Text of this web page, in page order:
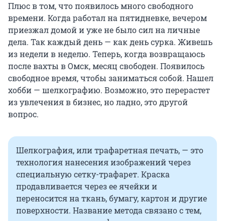
Плюс в том, что появилось много свободного
времени. Когда работал на пятидневке, вечером
приезжал домой и уже не было сил на личные
дела. Так каждый день — как день сурка. Живешь
из недели в неделю. Теперь, когда возвращаюсь
после вахты в Омск, месяц свободен. Появилось
свободное время, чтобы заниматься собой. Нашел
хобби — шелкографию. Возможно, это перерастет
из увлечения в бизнес, но ладно, это другой
вопрос.
Шелкография, или трафаретная печать, — это
технология нанесения изображений через
специальную сетку-трафарет. Краска
продавливается через ее ячейки и
переносится на ткань, бумагу, картон и другие
поверхности. Название метода связано с тем,